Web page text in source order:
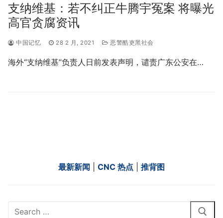
支纳维基：若不纠正牛腾宇冤案 将曝光
高官贪腐资讯
中国记忆 28 2 月, 2021 恶警酷吏黑社会
海外“支纳维基”负责人日前发表声明，谴责广东公安在…
最新新闻 CNC 热点 推背图
Search